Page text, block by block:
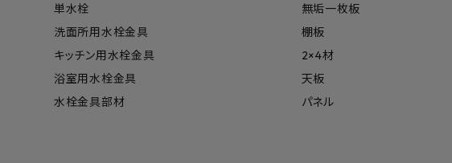
単水栓
洗面所用水栓金具
キッチン用水栓金具
浴室用水栓金具
水栓金具部材
無垢一枚板
棚板
2×4材
天板
パネル